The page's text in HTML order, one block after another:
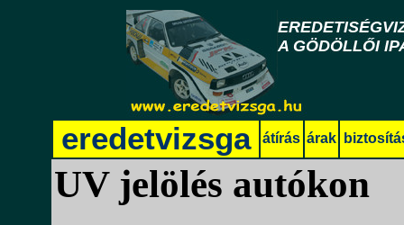
eredetvizsga átírás árak
UV jelölés autókon